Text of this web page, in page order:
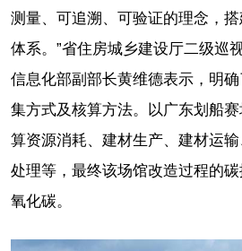
测量、可追溯、可验证的理念，
体系。”省住房城乡建设厅二级巡
信息化部副部长黄维德表示，明
集方式及核算方法。以广东划船
算资源消耗、建材生产、建材运
处理等，最终该场馆改造过程的
氧化碳。